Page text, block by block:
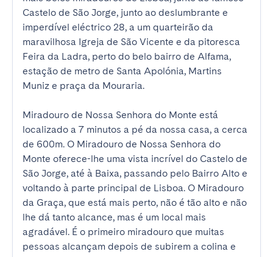
Castelo de São Jorge, junto ao deslumbrante e
imperdível eléctrico 28, a um quarteirão da
maravilhosa Igreja de São Vicente e da pitoresca
Feira da Ladra, perto do belo bairro de Alfama,
estação de metro de Santa Apolónia, Martins
Muniz e praça da Mouraria.
Miradouro de Nossa Senhora do Monte está
localizado a 7 minutos a pé da nossa casa, a cerca
de 600m. O Miradouro de Nossa Senhora do
Monte oferece-lhe uma vista incrível do Castelo de
São Jorge, até à Baixa, passando pelo Bairro Alto e
voltando à parte principal de Lisboa. O Miradouro
da Graça, que está mais perto, não é tão alto e não
lhe dá tanto alcance, mas é um local mais
agradável. É o primeiro miradouro que muitas
pessoas alcançam depois de subirem a colina e